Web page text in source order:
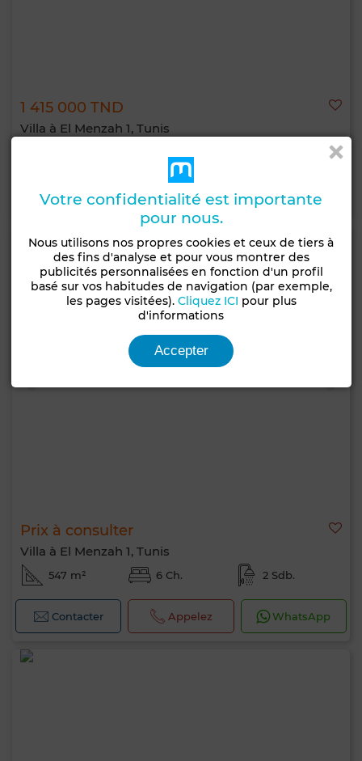
1 415 000 TND
Villa à El Menzah 1, Tunis
Contacter Appelez WhatsApp
Prix à consulter
Villa à El Menzah 1, Tunis
547 m² 6 Ch. 2 Sdb.
Contacter Appelez WhatsApp
Votre confidentialité est importante
pour nous.
Nous utilisons nos propres cookies et ceux de tiers à
des fins d'analyse et pour vous montrer des
publicités personnalisées en fonction d'un profil
basé sur vos habitudes de navigation (par exemple,
les pages visitées). Cliquez ICI pour plus
d'informations
Accepter